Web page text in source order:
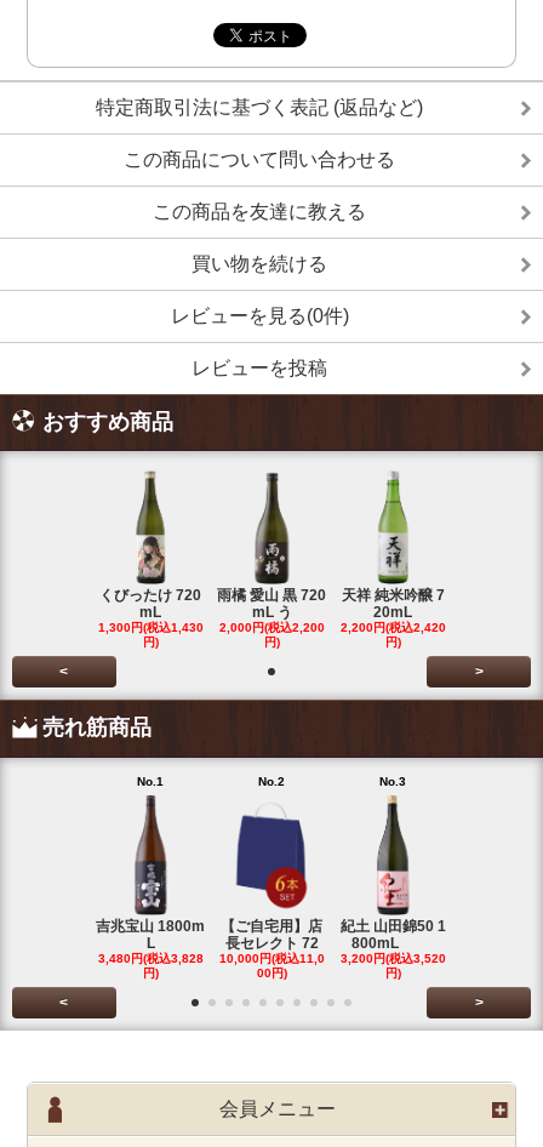
特定商取引法に基づく表記 (返品など)
この商品について問い合わせる
この商品を友達に教える
買い物を続ける
レビューを見る(0件)
レビューを投稿
おすすめ商品
くびったけ 720
mL
1,300円(税込1,430
円)
雨橘 愛山 黒 720
mL う
2,000円(税込2,200
円)
天祥 純米吟醸 7
20mL
2,200円(税込2,420
円)
< >
売れ筋商品
No.1
吉兆宝山 1800m
L
3,480円(税込3,828
円)
No.2
【ご自宅用】店
長セレクト 72
10,000円(税込11,0
00円)
No.3
紀土 山田錦50 1
800mL
3,200円(税込3,520
円)
< >
会員メニュー